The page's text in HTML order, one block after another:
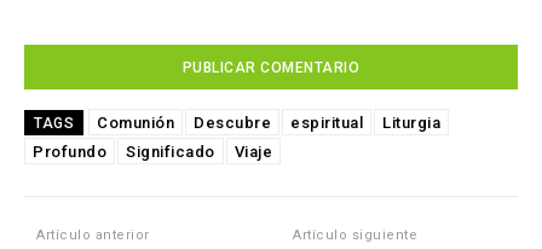
TAGS Comunión Descubre espiritual
Liturgia
Profundo
Significado Viaje
Artículo anterior Artículo siguiente